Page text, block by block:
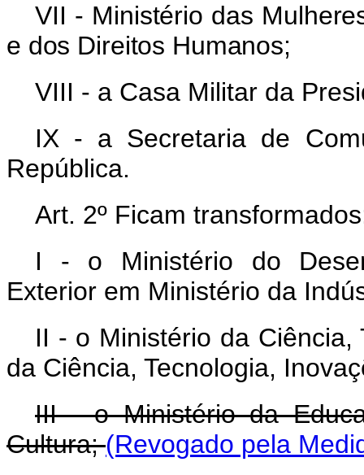
VII - Ministério das
e dos Direitos Humanos;
VIII - a Casa Militar da
IX - a Secretaria de
República.
Art. 2º Ficam
I - o Ministério do
Exterior em Ministério da
II - o Ministério da Ciência,
da Ciência, Tecnologia,
III - o Ministério da
Cultura;(Revogado pela